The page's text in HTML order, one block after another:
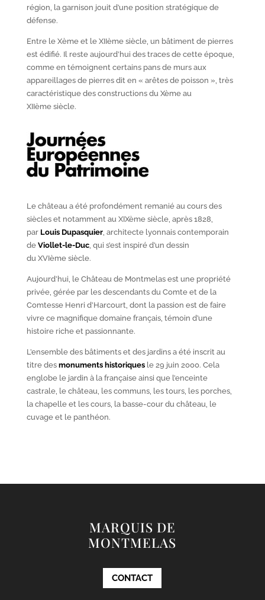
région, la garnison jouit d’une position stratégique de
défense.
Entre le Xèmeet le XIIèmesiècle, un bâtiment de pierres
est édifié. Il reste aujourd’hui des traces de cette époque,
comme en témoignent certains pans de murs aux
appareillages de pierres dit en « arêtes de poisson », très
caractéristique des constructions du Xèmeau
XIIèmesiècle.
Le château a été profondément remanié au cours des
siècles et notamment au XIXèmesiècle, après 1828,
par Louis Dupasquier, architecte lyonnais contemporain
de Viollet-le-Duc, qui s’est inspiré d’un dessin
du XVIèmesiècle.
Aujourd’hui, le Château de Montmelas est une propriété
privée, gérée par les descendants du Comte et de la
Comtesse Henri d’Harcourt, dont la passion est de faire
vivre ce magnifique domaine français, témoin d’une
histoire riche et passionnante.
L’ensemble des bâtiments et des jardins a été inscrit au
titre des monuments historiquesle 29 juin 2000. Cela
englobe le jardin à la française ainsi que l’enceinte
castrale, le château, les communs, les tours, les porches,
la chapelle et les cours, la basse-cour du château, le
cuvage et le panthéon.
MARQUIS DE
MONTMELAS
CONTACT